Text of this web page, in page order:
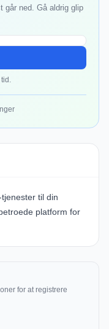
går ned. Gå aldrig glip
til din
platform for
for at registrere